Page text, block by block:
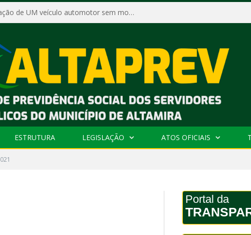
Dispensa Nº 002/2026: Locação de UM veículo automotor sem motorista, tipo passeio, com seguro total e quilometragem livre, para atender as demandas operacionais e administrativas do Instituto de Previdência Social dos Servidores Públicos do Município de Altamira – PA – ALTAPREV.
ESTRUTURA LEGISLAÇÃO ATOS OFICIAIS
Portal da